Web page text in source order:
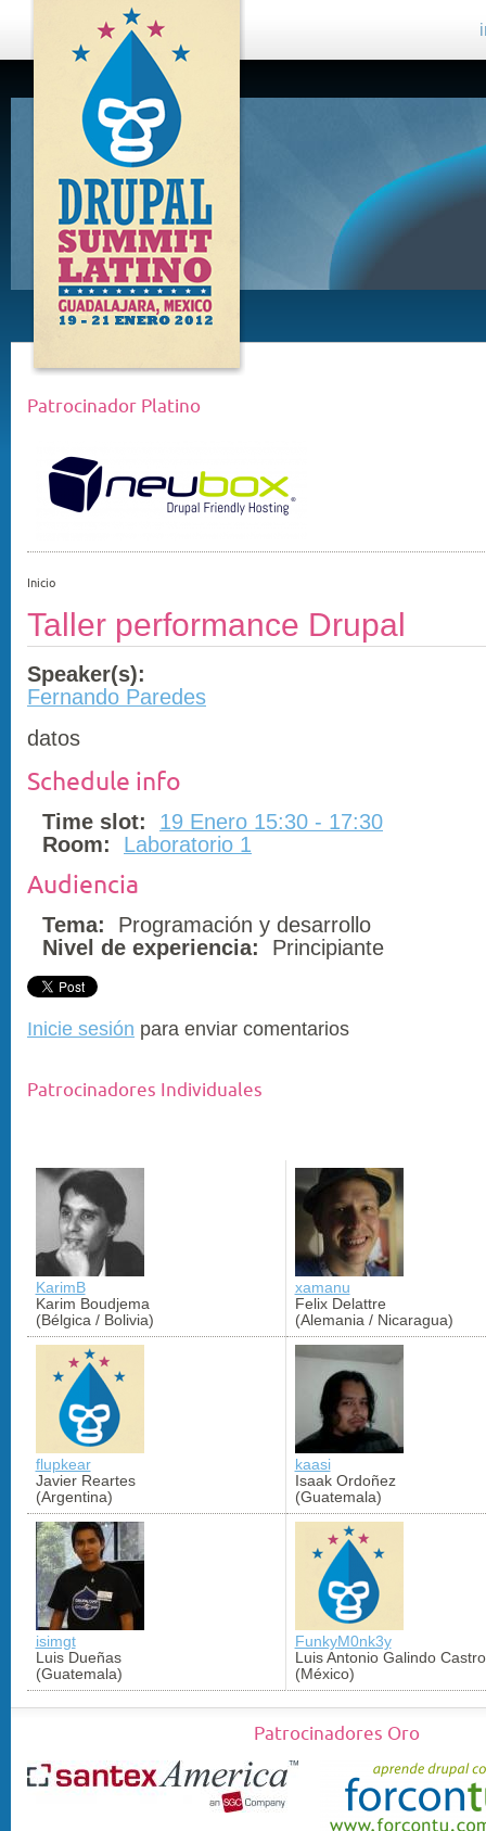
DRUPAL
SUMMIT
LATINO,
GUADALAJARA
2012
Patrocinador Platino
Inicio
Taller performance Drupal
Speaker(s):
Fernando Paredes
datos
Schedule info
Time slot:
19 Enero 15:30 - 17:30
Room:
Laboratorio 1
Audiencia
Tema:
Programación y desarrollo
Nivel de experiencia:
Principiante
Inicie sesión para enviar comentarios
Patrocinadores Individuales
KarimB
Karim Boudjema
(Bélgica / Bolivia)
xamanu
Felix Delattre
(Alemania / Nicaragua)
flupkear
Javier Reartes
(Argentina)
kaasi
Isaak Ordoñez
(Guatemala)
isimgt
Luis Dueñas
(Guatemala)
FunkyM0nk3y
Luis Antonio Galindo Castro
(México)
Patrocinadores Oro